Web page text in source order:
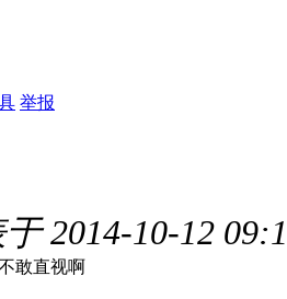
举报
2014-10-12
敢直视啊